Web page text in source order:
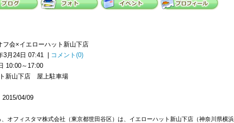
フ会×イエローハット新山下店
3月24日 07:41 |
コメント(0)
10:00～17:00
新山下店 屋上駐車場
2015/04/09
オフィスタマ株式会社（東京都世田谷区）は、イエローハット新山下店（神奈川県横